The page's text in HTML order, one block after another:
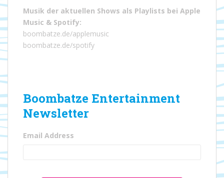
Musik der aktuellen Shows als Playlists bei Apple
Music & Spotify:
boombatze.de/applemusic
boombatze.de/spotify
Boombatze Entertainment
Newsletter
Email Address